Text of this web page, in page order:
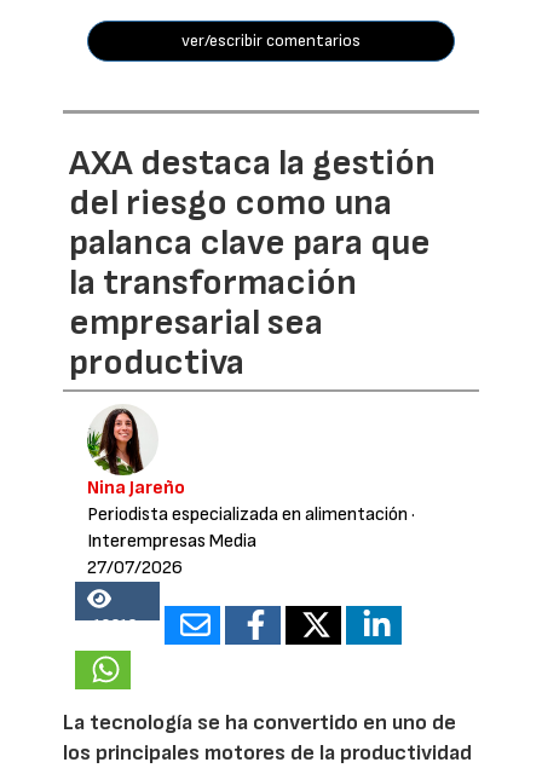
ver/escribir comentarios
AXA destaca la gestión
del riesgo como una
palanca clave para que
la transformación
empresarial sea
productiva
Nina Jareño
Periodista especializada en alimentación ·
Interempresas Media
27/07/2026
18313
La tecnología se ha convertido en uno de
los principales motores de la productividad